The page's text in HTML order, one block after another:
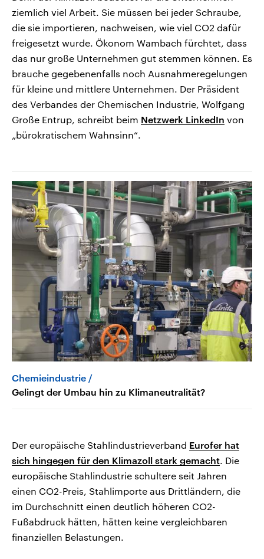
ziemlich viel Arbeit. Sie müssen bei jeder Schraube,
die sie importieren, nachweisen, wie viel CO2 dafür
freigesetzt wurde. Ökonom Wambach fürchtet, dass
das nur große Unternehmen gut stemmen können. Es
brauche gegebenenfalls noch Ausnahmeregelungen
für kleine und mittlere Unternehmen. Der Präsident
des Verbandes der Chemischen Industrie, Wolfgang
Große Entrup, schreibt beim Netzwerk LinkedIn von
„bürokratischem Wahnsinn“.
Chemieindustrie
Gelingt der Umbau hin zu Klimaneutralität?
Der europäische Stahlindustrieverband Eurofer hat
sich hingegen für den Klimazoll stark gemacht. Die
europäische Stahlindustrie schultere seit Jahren
einen CO2-Preis, Stahlimporte aus Drittländern, die
im Durchschnitt einen deutlich höheren CO2-
Fußabdruck hätten, hätten keine vergleichbaren
finanziellen Belastungen.